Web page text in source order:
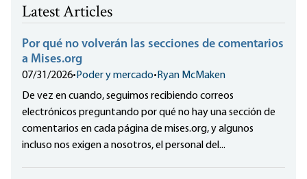
Latest Articles
Por qué no volverán las secciones de comentarios
a Mises.org
07/31/2026• Poder y mercado• Ryan McMaken
De vez en cuando, seguimos recibiendo correos
electrónicos preguntando por qué no hay una sección de
comentarios en cada página de mises.org, y algunos
incluso nos exigen a nosotros, el personal del...